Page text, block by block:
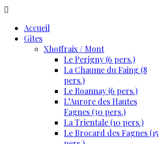
Accueil
Gîtes
Xhoffraix / Mont
Le Perigny (6 pers.)
La Chaume du Faing (8
pers.)
Le Roannay (6 pers.)
L’Aurore des Hautes
Fagnes (30 pers.)
La Trientale (10 pers.)
Le Brocard des Fagnes (15